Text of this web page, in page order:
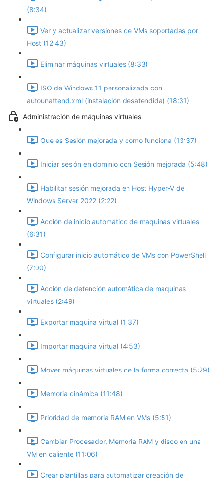
(8:34)
Ver y actualizar versiones de VMs soportadas por
Host (12:43)
Eliminar máquinas virtuales (8:33)
ISO de Windows 11 personalizada con
autounattend.xml (instalación desatendida) (18:31)
Administración de máquinas virtuales
Que es Sesión mejorada y como funciona (13:37)
Iniciar sesión en dominio con Sesión mejorada (5:48)
Habilitar sesión mejorada en Host Hyper-V de
Windows Server 2022 (2:22)
Acción de inicio automático de maquinas virtuales
(6:31)
Configurar inicio automático de VMs con PowerShell
(7:00)
Acción de detención automática de maquinas
virtuales (2:49)
Exportar maquina virtual (1:37)
Importar maquina virtual (4:53)
Mover máquinas virtuales de la forma correcta (5:29)
Memoria dinámica (11:48)
Prioridad de memoria RAM en VMs (5:51)
Cambiar Procesador, Memoria RAM y disco en una
VM en caliente (11:06)
Crear plantillas para automatizar creación de